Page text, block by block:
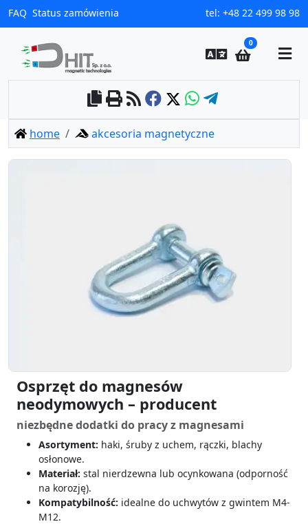
0
home akcesoria magnetyczne
Osprzęt do magnesów
neodymowych – producent
niezbędne dodatki do pracy z magnesami
Asortyment: haki, śruby z uchem, rączki, blachy
osłonowe.
Materiał: stal nierdzewna lub ocynkowana (odporność
na korozję).
Kompatybilność: idealne do uchwytów z gwintem M4-
M12.